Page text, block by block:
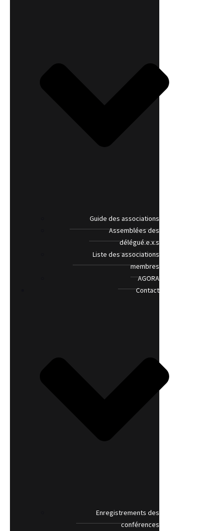
Guide des associations
Assemblées des
délégué.e.x.s
Liste des associations
membres
AGORA
Contact
Enregistrements des
conférences